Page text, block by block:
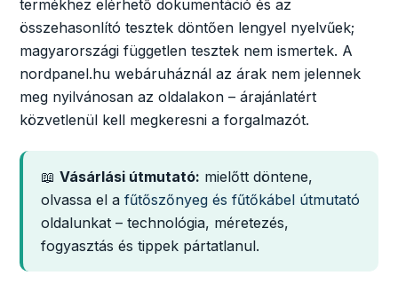
termékhez elérhető dokumentáció és az
összehasonlító tesztek döntően lengyel nyelvűek;
magyarországi független tesztek nem ismertek. A
nordpanel.hu webáruháznál az árak nem jelennek
meg nyilvánosan az oldalakon – árajánlatért
közvetlenül kell megkeresni a forgalmazót.
📖 Vásárlási útmutató: mielőtt döntene,
olvassa el a fűtőszőnyeg és fűtőkábel útmutató
oldalunkat – technológia, méretezés,
fogyasztás és tippek pártatlanul.